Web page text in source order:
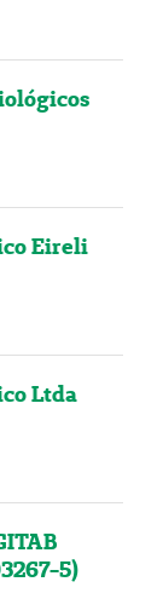
Eireli
Ltda
5)